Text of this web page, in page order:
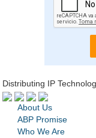
Distributing IP
About Us
ABP Promise
Who We Are